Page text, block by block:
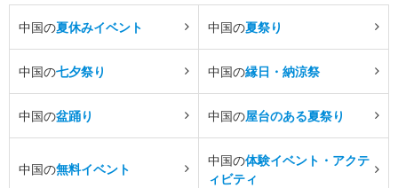
中国の夏休みイベント 中国の夏祭り
中国の七夕祭り 中国の縁日・納涼祭
中国の盆踊り 中国の屋台のある夏祭り
中国の無料イベント
中国の体験イベント・アクテ
ィビティ